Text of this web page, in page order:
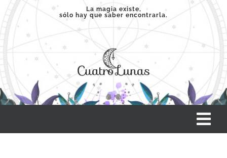
Saltar
contenido
La magia existe,
sólo hay que saber encontrarla.